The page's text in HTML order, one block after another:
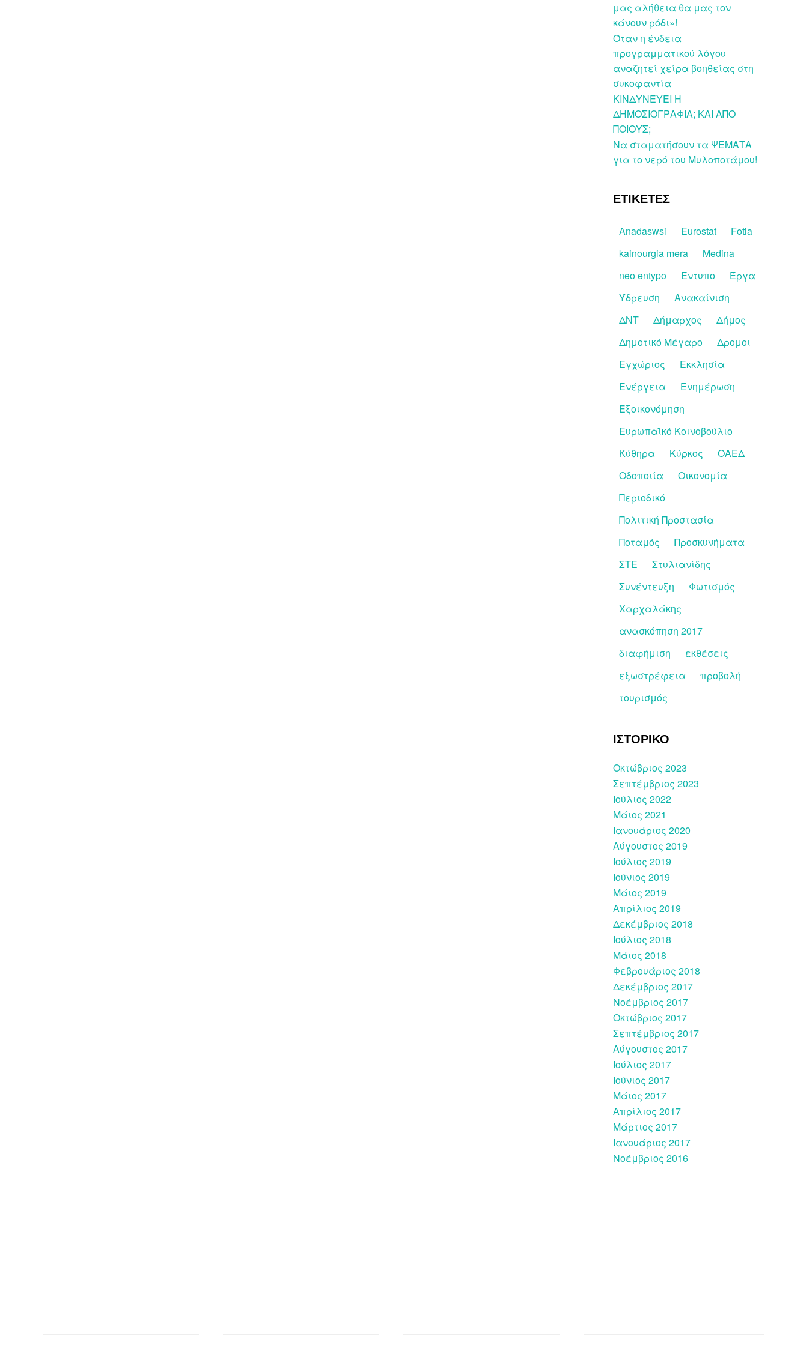
μας αλήθεια θα μας τον
κάνουν ρόδι»!
Όταν η ένδεια
προγραμματικού λόγου
αναζητεί χείρα βοηθείας στη
συκοφαντία
ΚΙΝΔΥΝΕΥΕΙ Η
ΔΗΜΟΣΙΟΓΡΑΦΙΑ; ΚΑΙ ΑΠΟ
ΠΟΙΟΥΣ;
Να σταματήσουν τα ΨΕΜΑΤΑ
για το νερό του Μυλοποτάμου!
ΕΤΙΚΕΤΕΣ
Anadaswsi Eurostat
Fotia
kainourgia mera
Medina
neo entypo
Έντυπο
Έργα
Ύδρευση
Ανακαίνιση
ΔΝΤ
Δήμαρχος
Δήμος
Δημοτικό Μέγαρο
Δρομοι
Εγχώριος
Εκκλησία
Ενέργεια
Ενημέρωση
Εξοικονόμηση
Ευρωπαϊκό Κοινοβούλιο
Κύθηρα
Κύρκος
ΟΑΕΔ
Οδοποιία
Οικονομία
Περιοδικό
Πολιτική Προστασία
Ποταμός
Προσκυνήματα
ΣΤΕ
Στυλιανίδης
Συνέντευξη
Φωτισμός
Χαρχαλάκης
ανασκόπηση 2017
διαφήμιση
εκθέσεις
εξωστρέφεια
προβολή
τουρισμός
ΙΣΤΟΡΙΚΟ
Οκτώβριος 2023
Σεπτέμβριος 2023
Ιούλιος 2022
Μάιος 2021
Ιανουάριος 2020
Αύγουστος 2019
Ιούλιος 2019
Ιούνιος 2019
Μάιος 2019
Απρίλιος 2019
Δεκέμβριος 2018
Ιούλιος 2018
Μάιος 2018
Φεβρουάριος 2018
Δεκέμβριος 2017
Νοέμβριος 2017
Οκτώβριος 2017
Σεπτέμβριος 2017
Αύγουστος 2017
Ιούλιος 2017
Ιούνιος 2017
Μάιος 2017
Απρίλιος 2017
Μάρτιος 2017
Ιανουάριος 2017
Νοέμβριος 2016